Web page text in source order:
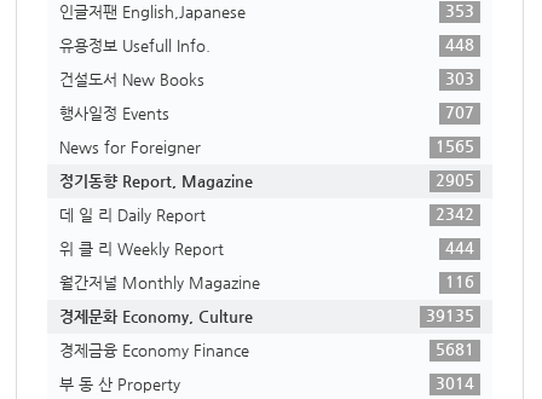
인글저팬 English,Japanese
353
유용정보 Usefull Info.
448
건설도서 New Books
303
행사일정 Events
707
News for Foreigner
1565
정기동향 Report, Magazine
2905
데 일 리 Daily Report
2342
위 클 리 Weekly Report
444
월간저널 Monthly Magazine
116
경제문화 Economy, Culture
39135
경제금융 Economy Finance
5681
부 동 산 Property
3014